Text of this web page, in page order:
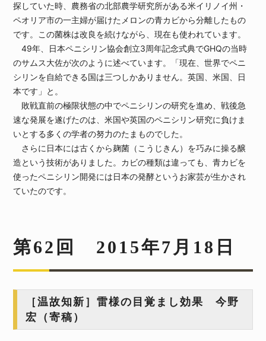
探していた時、農務省の北部農学研究所がある米イリノイ州・
ペオリア市の一主婦が届けたメロンの青カビから分離したもの
です。この菌株は改良を続けながら、現在も使われています。
49年、日本ペニシリン協会創立3周年記念式典でGHQの当時
のサムス大佐が次のように述べています。「現在、世界でペニ
シリンを自給できる国は三つしかありません。英国、米国、日
本です」と。
敗戦直前の極限状態の中でペニシリンの研究を進め、戦後急
速な発展を遂げたのは、米国や英国のペニシリン研究に負けま
いとする多くの学者の努力のたまものでした。
さらに日本には古くから麹菌（こうじきん）を巧みに操る醸
造という技術がありました。カビの種類は違っても、青カビを
使ったペニシリン開発には日本の発酵というお家芸が生かされ
ていたのです。
第62回 2015年7月18日
［温故知新］雷様の目覚まし効果 今野
宏（寄稿）